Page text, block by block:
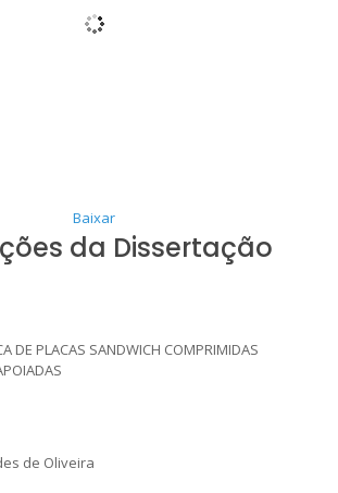
Baixar
da Dissertação
DE PLACAS SANDWICH COMPRIMIDAS
de Oliveira